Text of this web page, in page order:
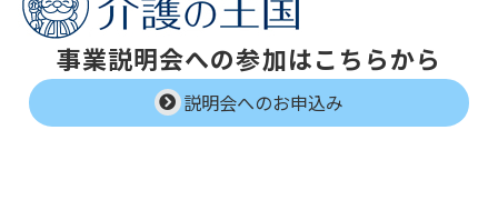
事業説明会への参加はこちらから
説明会へのお申込み